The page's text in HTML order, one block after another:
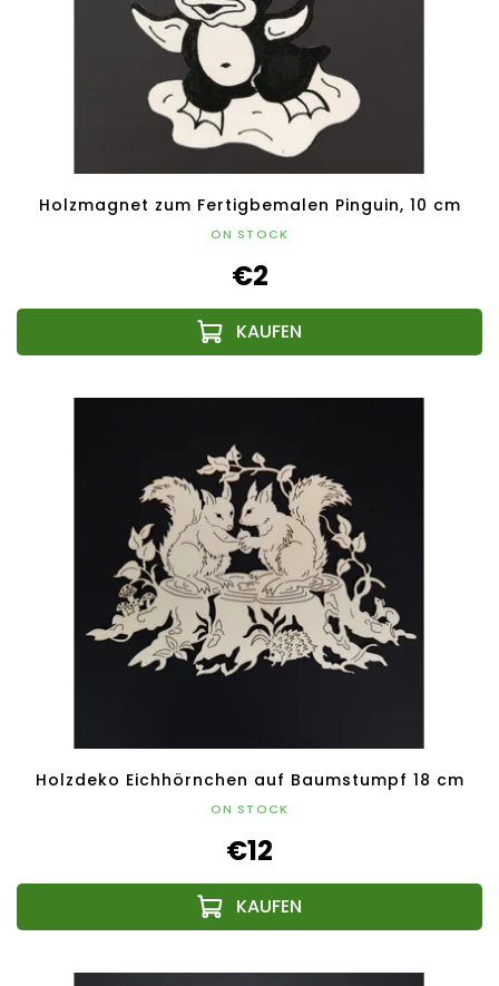
Holzmagnet zum Fertigbemalen Pinguin, 10 cm
ON STOCK
€2
Holzdeko Eichhörnchen auf Baumstumpf 18 cm
ON STOCK
€12